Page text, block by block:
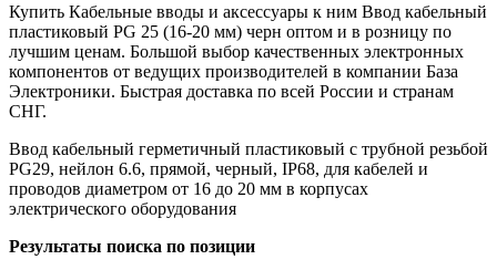
Купить Кабельные вводы и аксессуары к ним Ввод кабельный
пластиковый PG 25 (16-20 мм) черн оптом и в розницу по
лучшим ценам. Большой выбор качественных электронных
компонентов от ведущих производителей в компании База
Электроники. Быстрая доставка по всей России и странам
СНГ.
Ввод кабельный герметичный пластиковый с трубной резьбой
PG29, нейлон 6.6, прямой, черный, IP68, для кабелей и
проводов диаметром от 16 до 20 мм в корпусах
электрического оборудования
Результаты поиска по позиции